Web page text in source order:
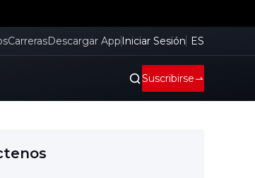
CarrerasDescargar App Iniciar Sesión ES
Suscribirse